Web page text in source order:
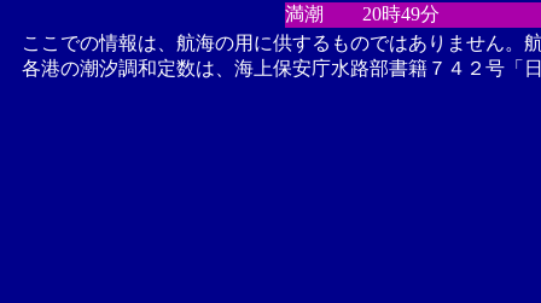
満潮
20時49分
ここでの情報は、航海の用に供するものではありません。
各港の潮汐調和定数は、海上保安庁水路部書籍７４２号「